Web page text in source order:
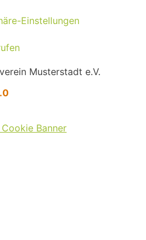
Einstellungen
Musterstadt e.V.
Banner